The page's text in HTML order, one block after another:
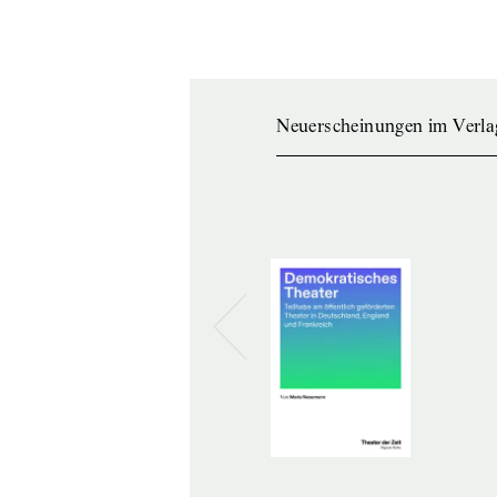
Neuerscheinungen im